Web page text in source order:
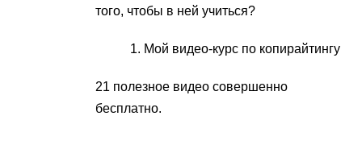
того, чтобы в ней учиться?
Мой видео-курс по копирайтингу
21 полезное видео совершенно
бесплатно.